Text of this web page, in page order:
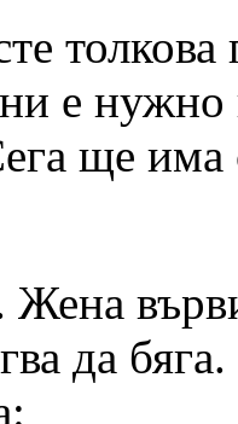
е
ще
Жена
да